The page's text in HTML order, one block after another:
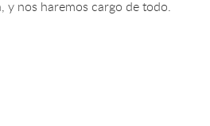
y nos haremos cargo de todo.